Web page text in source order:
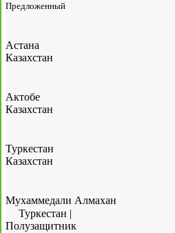
Предложенный
Астана
Казахстан
Актобе
Казахстан
Туркестан
Казахстан
Мухаммедали Алмахан
Туркестан |
Полузащитник